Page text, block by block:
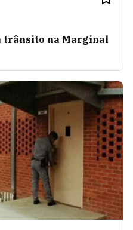
trânsito na Marginal